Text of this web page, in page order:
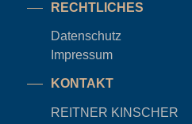
RECHTLICHES
Datenschutz
Impressum
KONTAKT
REITNER KINSCHER